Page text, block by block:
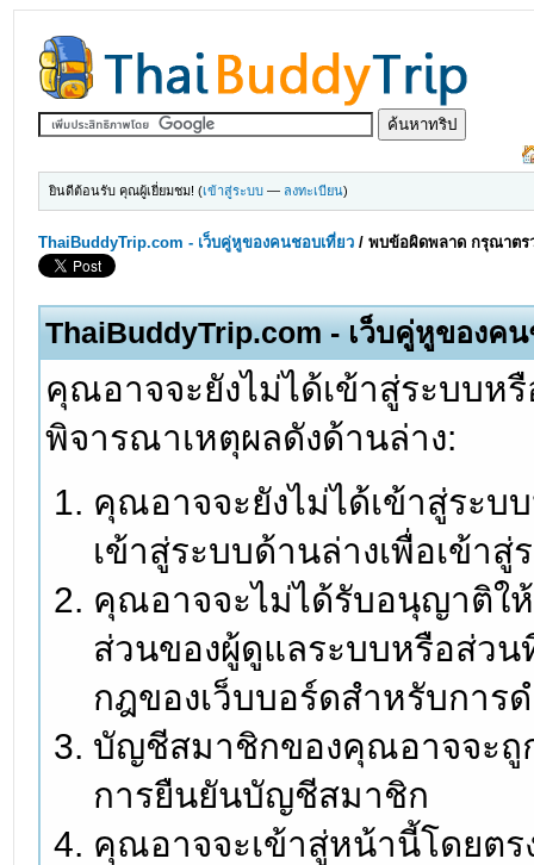
ยินดีต้อนรับ คุณผู้เยี่ยมชม! (เข้าสู่ระบบ — ลงทะเบียน)
ThaiBuddyTrip.com - เว็บคู่หูของคนชอบเที่ยว /พบข้อผิดพลาด กรุณาตร
ThaiBuddyTrip.com - เว็บคู่หูของค
คุณอาจจะยังไม่ได้เข้าสู่ระบบ
พิจารณาเหตุผลดังด้านล่าง:
คุณอาจจะยังไม่ได้เข้าสู่ระบ
เข้าสู่ระบบด้านล่างเพื่อเข้า
คุณอาจจะไม่ได้รับอนุญาติใ
ส่วนของผู้ดูแลระบบหรือส่ว
กฎของเว็บบอร์ดสำหรับการ
บัญชีสมาชิกของคุณอาจจะถู
การยืนยันบัญชีสมาชิก
คุณอาจจะเข้าสู่หน้านี้โดยต